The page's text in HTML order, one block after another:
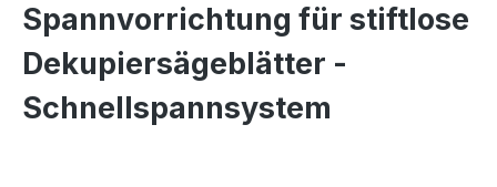
Spannvorrichtung für stiftlose
Dekupiersägeblätter -
Schnellspannsystem